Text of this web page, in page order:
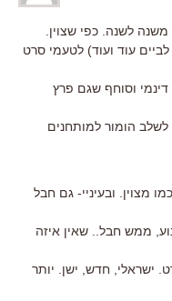
לשנה. כפי שצוין.
עוד ועוד) לטעמי סרט
וסוחף שגם פרץ
הומור למותחנים
מצוין. ובעיניי- גם חבל
ממש חבל.. שאין איזה
ישראלי, חדש, ישן. יותר